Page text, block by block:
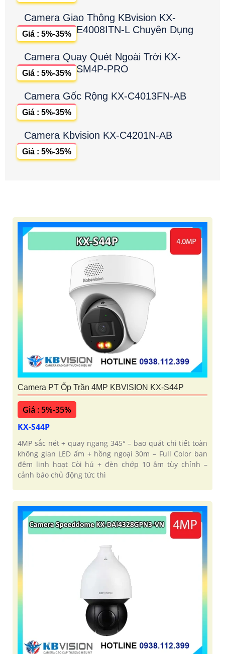
Camera Giao Thông KBvision KX-
E4008ITN-L Chuyên Dụng
Giá : 5%-35%
Camera Quay Quét Ngoài Trời KX-
SM4P-PRO
Giá : 5%-35%
Camera Gốc Rộng KX-C4013FN-AB
Giá : 5%-35%
Camera Kbvision KX-C4201N-AB
Giá : 5%-35%
Camera PT Ốp Trần 4MP KBVISION KX-S44P
Giá : 5%-35%
KX-S44P
4MP sắc nét + quay ngang 345° – bao quát chi tiết toàn
không gian LED ấm + hồng ngoại 30m – Full Color ban
đêm linh hoạt Còi hú + đèn chớp 10 âm tùy chỉnh –
cảnh báo chủ động tức thì